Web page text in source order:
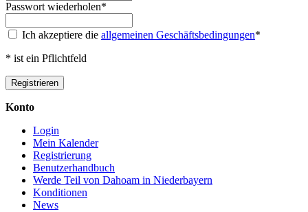
Passwort wiederholen*
Ich akzeptiere die allgemeinen Geschäftsbedingungen*
* ist ein Pflichtfeld
Konto
Login
Mein Kalender
Registrierung
Benutzerhandbuch
Werde Teil von Dahoam in Niederbayern
Konditionen
News